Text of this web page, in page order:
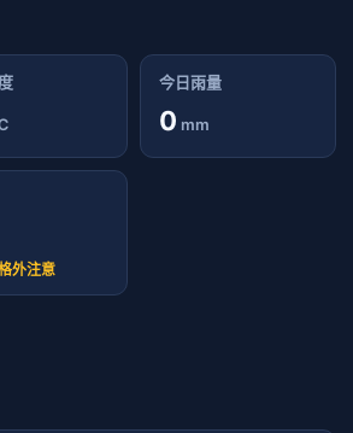
今日雨量
0 mm
外注意